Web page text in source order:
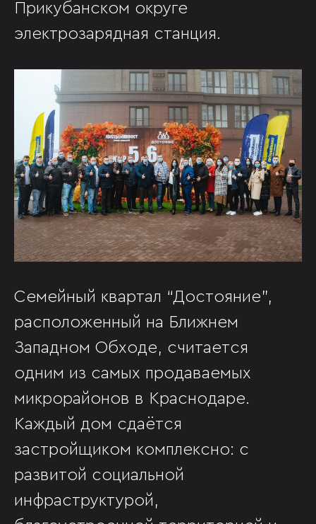
Прикубанском округе
электрозарядная станция.
Семейный квартал “Достояние”,
расположенный на Ближнем
Западном Обходе, считается
одним из самых продаваемых
микрорайонов в Краснодаре.
Каждый дом сдаётся
застройщиком комплексно: с
развитой социальной
инфраструктурой,